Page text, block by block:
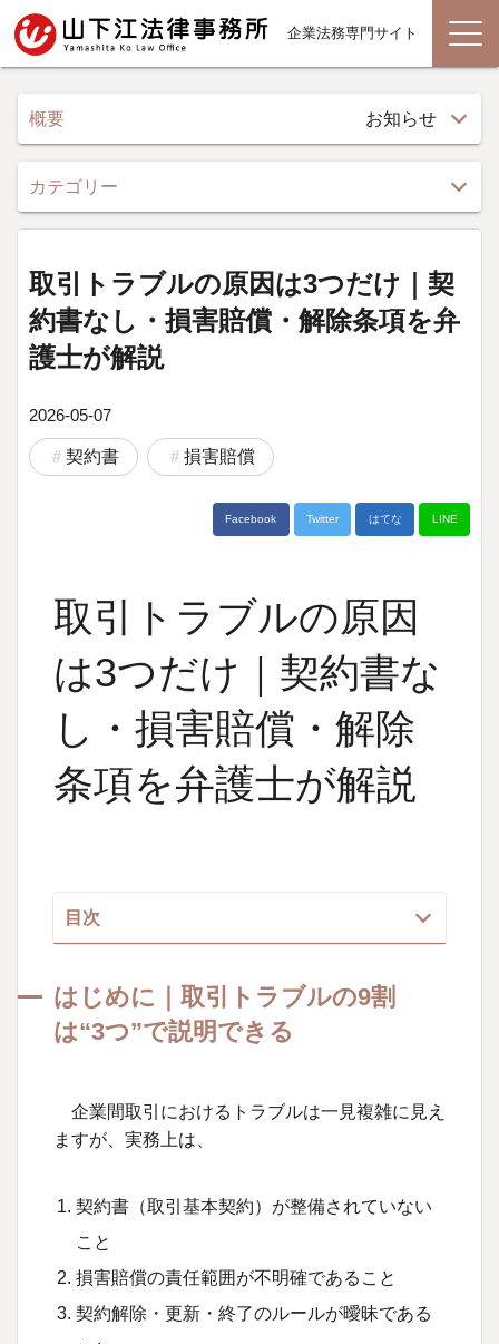
企業法務専門サイト
取引トラブルの原因は3つだけ｜契
約書なし・損害賠償・解除条項を弁
護士が解説
2026-05-07
契約書 損害賠償
Facebook Twitter はてな LINE
取引トラブルの原因
は3つだけ｜契約書な
し・損害賠償・解除
条項を弁護士が解説
目次
できる
1. 契約書を作らない・取引基本契約がない
問題
2. 契約書の「責任範囲（損害賠償）」が曖
昧すぎる
3. 契約解除・更新・終了手続でのトラブル
よくある事例
まとめ｜取引トラブルは「3つの整備」で大
はじめに｜取引トラブルの9割
は“3つ”で説明できる
企業間取引におけるトラブルは一見複雑に見え
ますが、実務上は、
契約書（取引基本契約）が整備されていない
こと
損害賠償の責任範囲が不明確であること
契約解除・更新・終了のルールが曖昧である
概要 お知らせ
カテゴリー